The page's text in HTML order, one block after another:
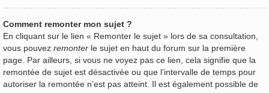
Comment remonter mon sujet ?
En cliquant sur le lien « Remonter le sujet » lors de sa consultation,
vous pouvez remonter le sujet en haut du forum sur la première
page. Par ailleurs, si vous ne voyez pas ce lien, cela signifie que la
remontée de sujet est désactivée ou que l’intervalle de temps pour
autoriser la remontée n’est pas atteint. Il est également possible de